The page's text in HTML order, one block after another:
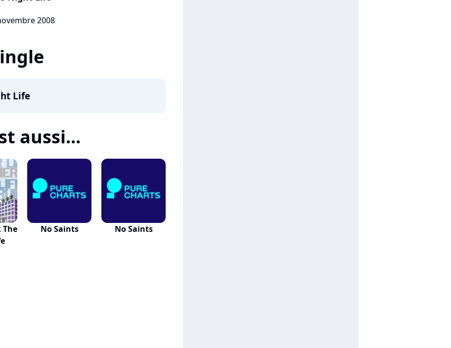
2008
Life
aussi...
The
No Saints No Saints